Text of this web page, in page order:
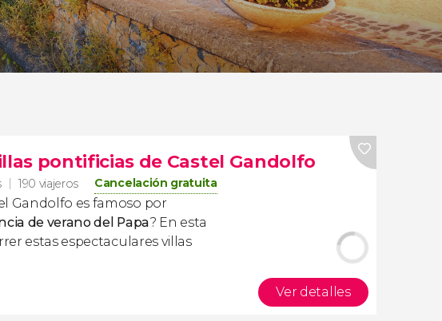
pontificias de Castel Gandolfo
190 viajeros Cancelación gratuita
Gandolfo es famoso por
de verano del Papa? En esta
estas espectaculares villas
Ver detalles